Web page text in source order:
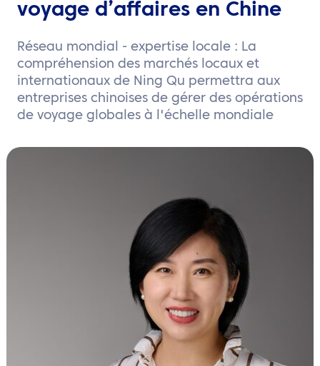
TravelHub Login
Rechercher
FR
voyage d’affaires en Chine
Réseau mondial - expertise locale : La
compréhension des marchés locaux et
internationaux de Ning Qu permettra aux
entreprises chinoises de gérer des opérations
de voyage globales à l'échelle mondiale